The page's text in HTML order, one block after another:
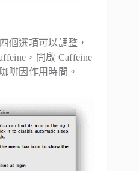
個選項可以調整，
，開啟 Caffeine
啡因作用時間。